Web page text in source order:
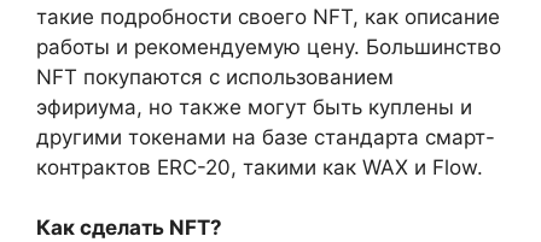
такие подробности своего NFT, как описание
работы и рекомендуемую цену. Большинство
NFT покупаются с использованием
эфириума, но также могут быть куплены и
другими токенами на базе стандарта смарт-
контрактов ERC-20, такими как WAX и Flow.
Как сделать NFT?